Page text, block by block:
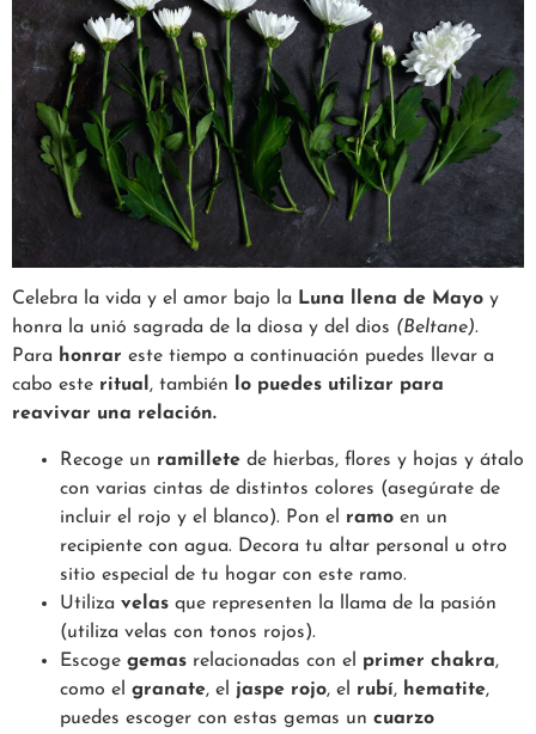
Celebra la vida y el amor bajo la Luna llena de Mayo y
honra la unió sagrada de la diosa y del dios (Beltane).
Para honrar este tiempo a continuación puedes llevar a
cabo este ritual, también lo puedes utilizar para
reavivar una relación.
Recoge un ramillete de hierbas, flores y hojas y átalo
con varias cintas de distintos colores (asegúrate de
incluir el rojo y el blanco). Pon el
ramo en un
recipiente con agua. Decora tu altar personal u otro
sitio especial de tu hogar con este ramo.
Utiliza velas que representen la llama de la pasión
(utiliza velas con tonos rojos).
Escoge gemas relacionadas con el primer chakra,
como el granate, el jaspe rojo, el rubí, hematite,
puedes escoger con estas gemas un cuarzo